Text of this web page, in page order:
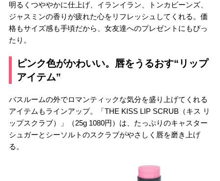
明るくつややかに仕上げ、イランイラン、トンカビーンズ、
ジャスミンの香りが疲れた心をリフレッシュしてくれる。価
格もサイズ感も手頃だから、女友達へのプレゼントにもぴっ
たり。
ピンク色がかわいい。唇をうるおす“リップ
アイテム”
バスルームの外でロマンティックな気分を盛り上げてくれる
アイテムもラインアップ。「THE KISS LIP SCRUB（キス リ
ップスクラブ）」（25g 1080円）は、たっぷりのキャスター
シュガーとシーソルトのスクラブがやさしく唇を磨き上げ
る。